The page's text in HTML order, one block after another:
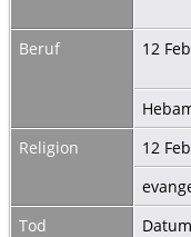
Beruf
12
Religion
12
Tod